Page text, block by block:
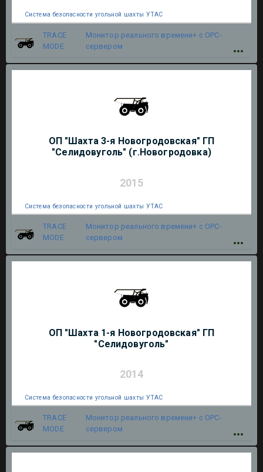
Система безопасности угольной шахты УТАС
TRACE
MODE
Монитор реального времени+ с OPC-
сервером
ОП "Шахта 3-я Новогродовская" ГП
"Селидовуголь" (г.Новогродовка)
2015
Система безопасности угольной шахты УТАС
TRACE
MODE
Монитор реального времени+ с OPC-
сервером
ОП "Шахта 1-я Новогродовская" ГП
"Селидовуголь"
2014
Система безопасности угольной шахты УТАС
TRACE
MODE
Монитор реального времени+ с OPC-
сервером